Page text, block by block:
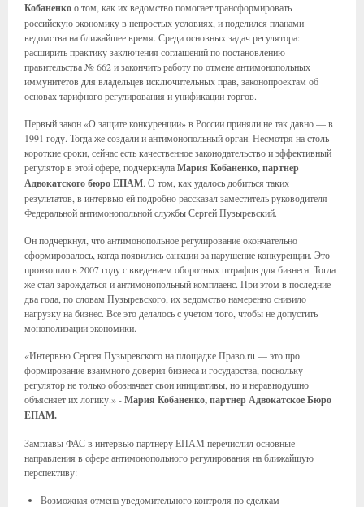
Кобаненкоо том, как их ведомство помогает трансформировать
российскую экономику в непростых условиях, и поделился планами
ведомства на ближайшее время. Среди основных задач регулятора:
расширить практику заключения соглашений по постановлению
правительства № 662 и закончить работу по отмене антимонопольных
иммунитетов для владельцев исключительных прав, законопроектам об
основах тарифного регулирования и унификации торгов.
Первый закон «О защите конкуренции» в России приняли не так давно — в
1991 году. Тогда же создали и антимонопольный орган. Несмотря на столь
короткие сроки, сейчас есть качественное законодательство и эффективный
регулятор в этой сфере, подчеркнулаМария Кобаненко, партнер
Адвокатского бюро ЕПАМ. О том, как удалось добиться таких
результатов, в интервью ей подробно рассказал заместитель руководителя
Федеральной антимонопольной службы Сергей Пузыревский.
Он подчеркнул, что антимонопольное регулирование окончательно
сформировалось, когда появились санкции за нарушение конкуренции. Это
произошло в 2007 году с введением оборотных штрафов для бизнеса. Тогда
же стал зарождаться и антимонопольный комплаенс. При этом в последние
два года, по словам Пузыревского, их ведомство намеренно снизило
нагрузку на бизнес. Все это делалось с учетом того, чтобы не допустить
монополизации экономики.
«Интервью Сергея Пузыревского на площадке Право.ru — это про
формирование взаимного доверия бизнеса и государства, поскольку
регулятор не только обозначает свои инициативы, но и неравнодушно
объясняет их логику.» -Мария Кобаненко, партнер Адвокатское Бюро
ЕПАМ.
Замглавы ФАС в интервью партнеру ЕПАМ перечислил основные
направления в сфере антимонопольного регулирования на ближайшую
перспективу:
Возможная отмена уведомительного контроля по сделкам